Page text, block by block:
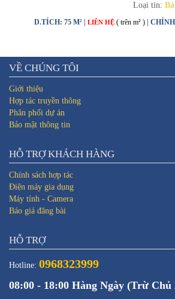
Loại tin:
D.TÍCH: 75 M² | LIÊN HỆ ( trên m² ) |
VỀ CHÚNG TÔI
Giới thiệu
Hợp tác truyền thông
Phân phối dự án
Bảo mật thông tin
HỖ TRỢ KHÁCH HÀNG
Chính sách hợp tác
Điện máy gia dụng
Máy tính - Camera
Báo giá đăng bài
HỖ TRỢ
Hotline: 0968323999
08:00 - 18:00 Hàng Ngày (Trừ Chủ